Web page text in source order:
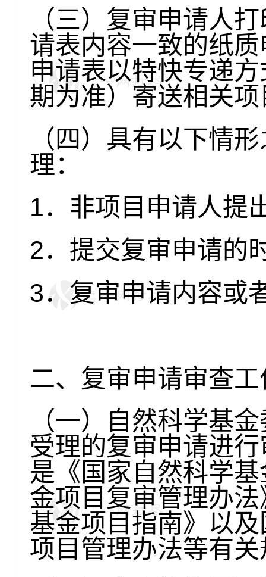
（三）复审申请人
请表内容一致的纸
申请表以特快专递
期为准）寄送相关
（四）具有以下情
理：
1．非项目申请人提
2．提交复审申请的
3．复审申请内容或
二、复审申请审查
（一）自然科学基
受理的复审申请进
是《国家自然科学
金项目复审管理办
基金项目指南》以
项目管理办法等有